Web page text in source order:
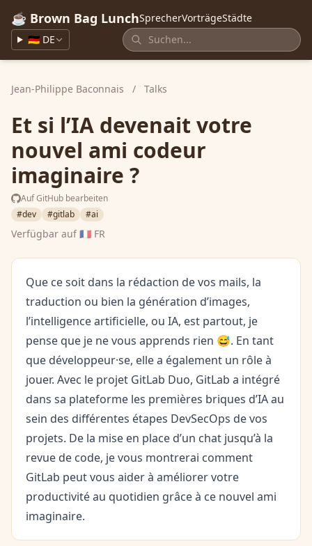
☕ Brown Bag LunchSprecherVorträgeStädte
🇩🇪 DE
Jean-Philippe Baconnais / Talks
Et si l’IA devenait votre
nouvel ami codeur
imaginaire ?
Auf GitHub bearbeiten
#dev
#gitlab #ai
Verfügbar auf🇫🇷 FR
Que ce soit dans la rédaction de vos mails, la
traduction ou bien la génération d’images,
l’intelligence artificielle, ou IA, est partout, je
pense que je ne vous apprends rien 😅. En tant
que développeur·se, elle a également un rôle à
jouer. Avec le projet GitLab Duo, GitLab a intégré
dans sa plateforme les premières briques d’IA au
sein des différentes étapes DevSecOps de vos
projets. De la mise en place d’un chat jusqu’à la
revue de code, je vous montrerai comment
GitLab peut vous aider à améliorer votre
productivité au quotidien grâce à ce nouvel ami
imaginaire.